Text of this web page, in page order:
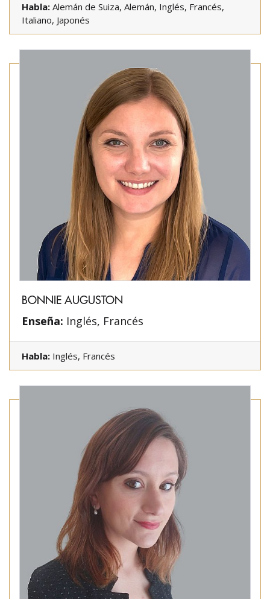
Habla: Alemán de Suiza, Alemán, Inglés, Francés,
Italiano, Japonés
BONNIE AUGUSTON
Enseña: Inglés, Francés
Habla: Inglés, Francés